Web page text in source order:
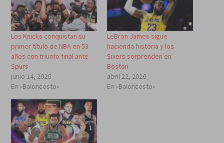
Los Knicks conquistan su
primer título de NBA en 53
años con triunfo final ante
Spurs
junio 14, 2026
En «Baloncesto»
LeBron James sigue
haciendo historia y los
Sixers sorprenden en
Boston
abril 22, 2026
En «Baloncesto»